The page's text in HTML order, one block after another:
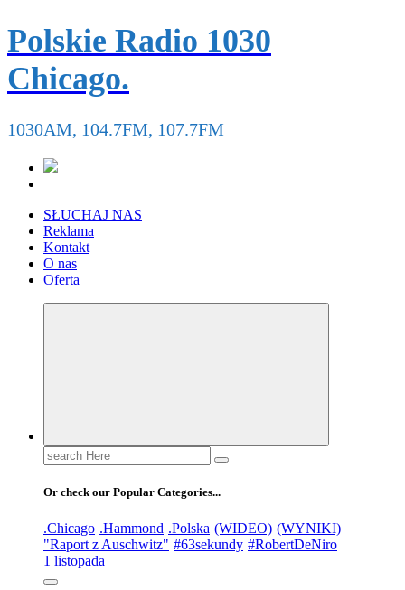
Polskie Radio 1030
Chicago.
1030AM, 104.7FM, 107.7FM
SŁUCHAJ NAS
Reklama
Kontakt
O nas
Oferta
Search
for:
Or check our Popular Categories...
.Chicago .Hammond .Polska (WIDEO) (WYNIKI)
"Raport z Auschwitz" #63sekundy #RobertDeNiro
1 listopada